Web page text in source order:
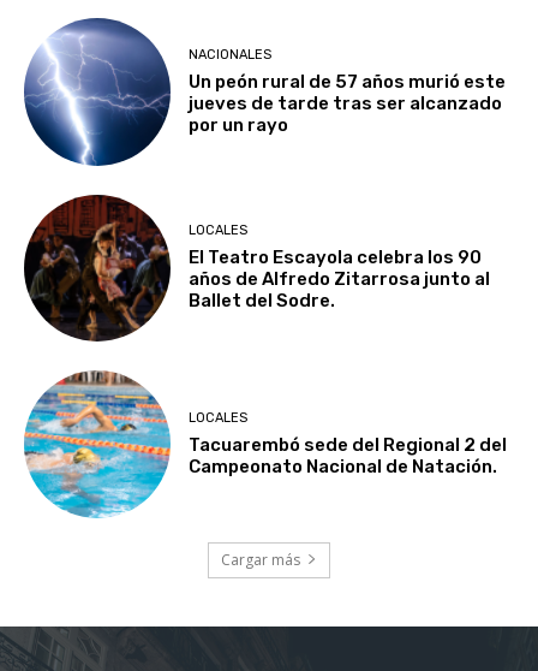
NACIONALES
Un peón rural de 57 años murió este
jueves de tarde tras ser alcanzado
por un rayo
LOCALES
El Teatro Escayola celebra los 90
años de Alfredo Zitarrosa junto al
Ballet del Sodre.
LOCALES
Tacuarembó sede del Regional 2 del
Campeonato Nacional de Natación.
Cargar más